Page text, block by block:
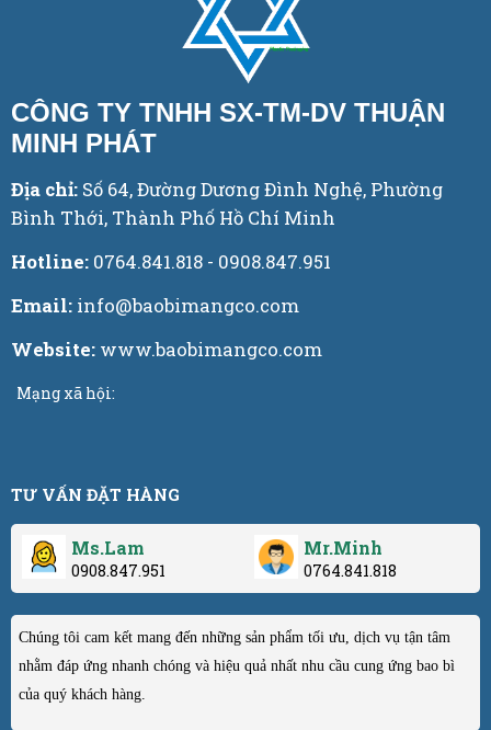
CÔNG TY TNHH SX-TM-DV THUẬN
MINH PHÁT
Địa chỉ: Số 64, Đường Dương Đình Nghệ, Phường
Bình Thới, Thành Phố Hồ Chí Minh
Hotline: 0764.841.818 - 0908.847.951
Email: info@baobimangco.com
Website: www.baobimangco.com
Mạng xã hội:
TƯ VẤN ĐẶT HÀNG
Ms.Lam
0908.847.951
Mr.Minh
0764.841.818
Chúng tôi cam kết mang đến những sản phẩm tối ưu, dịch vụ tận tâm
nhằm đáp ứng nhanh chóng và hiệu quả nhất nhu cầu cung ứng bao bì
của quý khách hàng.